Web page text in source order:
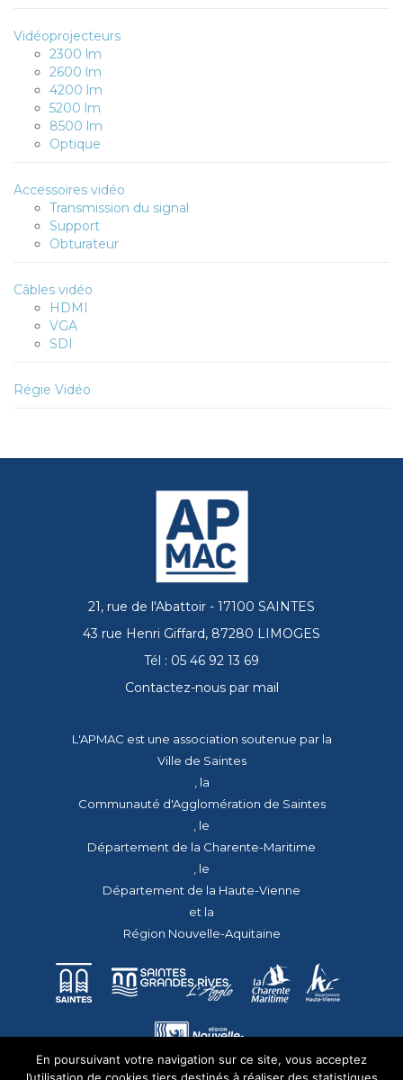
Vidéoprojecteurs
2300 lm
2600 lm
4200 lm
5200 lm
8500 lm
Optique
Accessoires vidéo
Transmission du signal
Support
Obturateur
Câbles vidéo
HDMI
VGA
SDI
Régie Vidéo
21, rue de l'Abattoir - 17100 SAINTES
43 rue Henri Giffard, 87280 LIMOGES
Tél : 05 46 92 13 69
Contactez-nous par mail
L'APMAC est une association soutenue par la
Ville de Saintes
, la
Communauté d'Agglomération de Saintes
, le
Département de la Charente-Maritime
, le
Département de la Haute-Vienne
et la
Région Nouvelle-Aquitaine
En poursuivant votre navigation sur ce site, vous acceptez